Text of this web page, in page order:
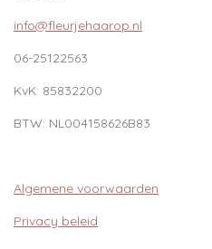
info@fleurjehaarop.nl
06-25122563
KvK: 85832200
BTW: NL004158626B83
Algemene voorwaarden
Privacy beleid